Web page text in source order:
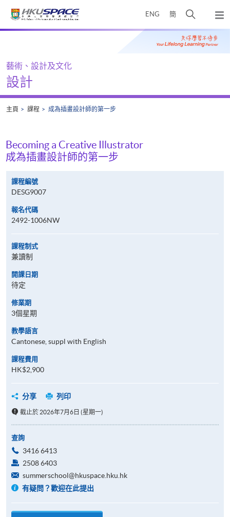
ENG 簡
開
搜
尋
彈
出
主
Main
藝術、設計及文化
設計
主頁 課程 成為插畫設計師的第一步
Becoming a Creative Illustrator
成為插畫設計師的第一步
課程編號
DESG9007
報名代碼
2492-1006NW
課程制式
兼讀制
開課日期
待定
修業期
3個星期
教學語言
Cantonese, suppl with English
課程費用
HK$2,900
分享 列印
截止於 2026年7月6日 (星期一)
查詢
3416 6413
2508 6403
summerschool@hkuspace.hku.hk
有疑問？歡迎在此提出